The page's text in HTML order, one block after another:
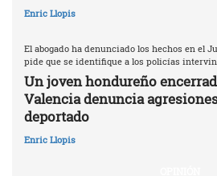
Enric Llopis
El abogado ha denunciado los hechos en el
pide que se identifique a los policías
Un joven hondureño
Valencia denuncia
deportado
Enric Llopis